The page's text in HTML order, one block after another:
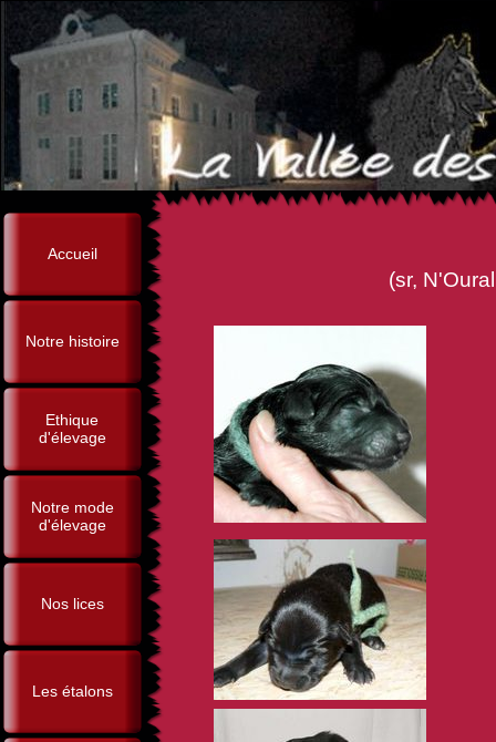
Accueil
Notre histoire
Ethique
d'élevage
Notre mode
d'élevage
Nos lices
Les étalons
(sr, N'Oural de